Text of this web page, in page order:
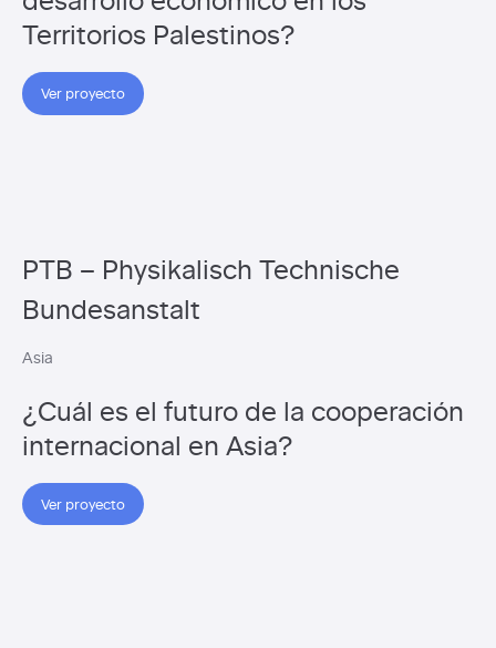
Territorios Palestinos?
Ver proyecto
PTB – Physikalisch Technische
Bundesanstalt
Asia
¿Cuál es el futuro de la cooperación
internacional en Asia?
Ver proyecto